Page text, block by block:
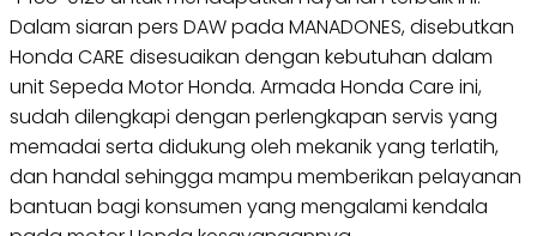
Dalam siaran pers DAW pada MANADONES, disebutkan
Honda CARE disesuaikan dengan kebutuhan dalam
unit Sepeda Motor Honda. Armada Honda Care ini,
sudah dilengkapi dengan perlengkapan servis yang
memadai serta didukung oleh mekanik yang terlatih,
dan handal sehingga mampu memberikan pelayanan
bantuan bagi konsumen yang mengalami kendala